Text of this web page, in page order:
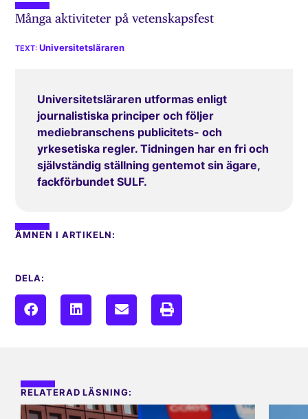
Många aktiviteter på vetenskapsfest
Universitetsläraren
Universitetsläraren utformas enligt
journalistiska principer och följer
mediebranschens publicitets- och
yrkesetiska regler. Tidningen har en fri och
självständig ställning gentemot sin ägare,
fackförbundet SULF.
ÄMNEN I ARTIKELN:
DELA:
RELATERAD LÄSNING: